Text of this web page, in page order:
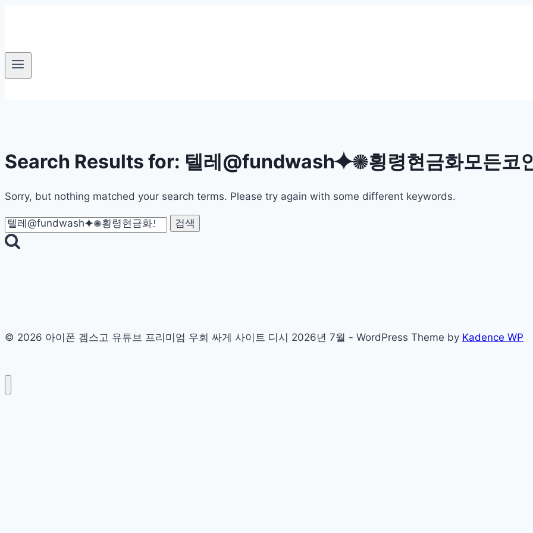
Search Results for: 텔레@fundwash⯌✺횡령현금화모든코
Sorry, but nothing matched your search terms. Please try again with some different keywords.
검
색:
© 2026 아이폰 겜스고 유튜브 프리미엄 우회 싸게 사이트 디시 2026년 7월 - WordPress Theme by Kadence WP